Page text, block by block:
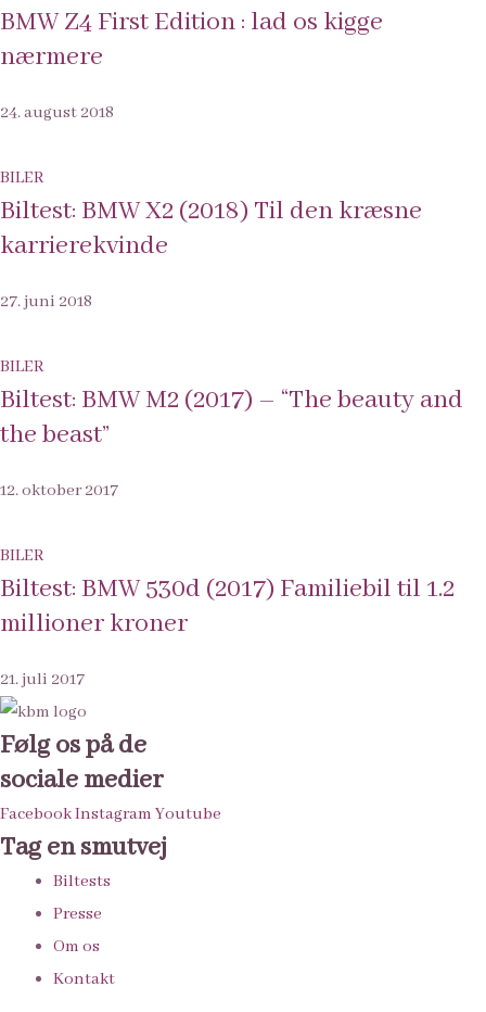
BMW Z4 First Edition : lad os kigge
nærmere
24. august 2018
BILER
Biltest: BMW X2 (2018) Til den kræsne
karrierekvinde
27. juni 2018
BILER
Biltest: BMW M2 (2017) – “The beauty and
the beast”
12. oktober 2017
BILER
Biltest: BMW 530d (2017) Familiebil til 1.2
millioner kroner
21. juli 2017
Følg os på de
sociale medier
FacebookInstagram Youtube
Tag en smutvej
Biltests
Presse
Om os
Kontakt